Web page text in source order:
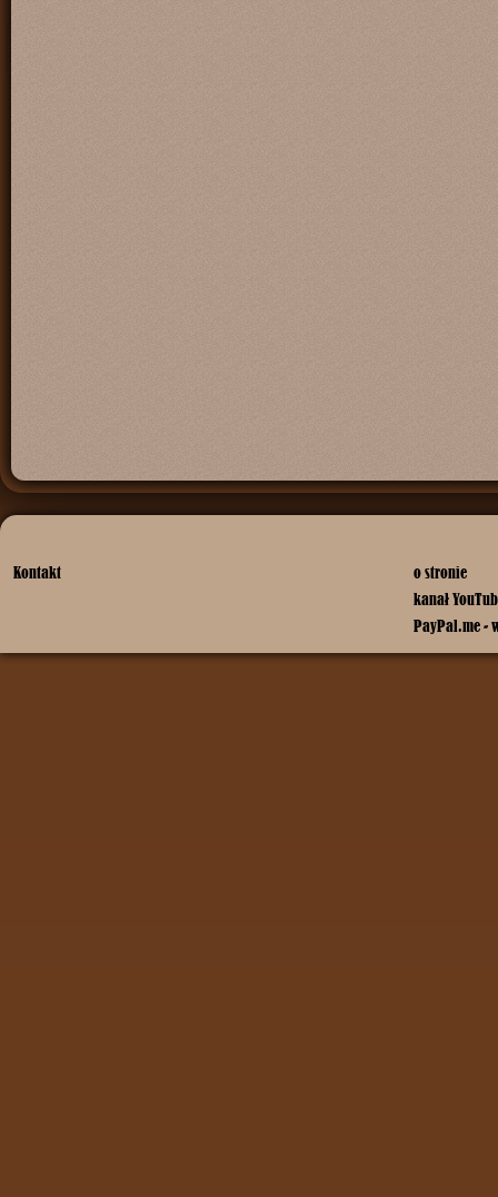
Kontakt
o stronie
kanał
PayPal.me -